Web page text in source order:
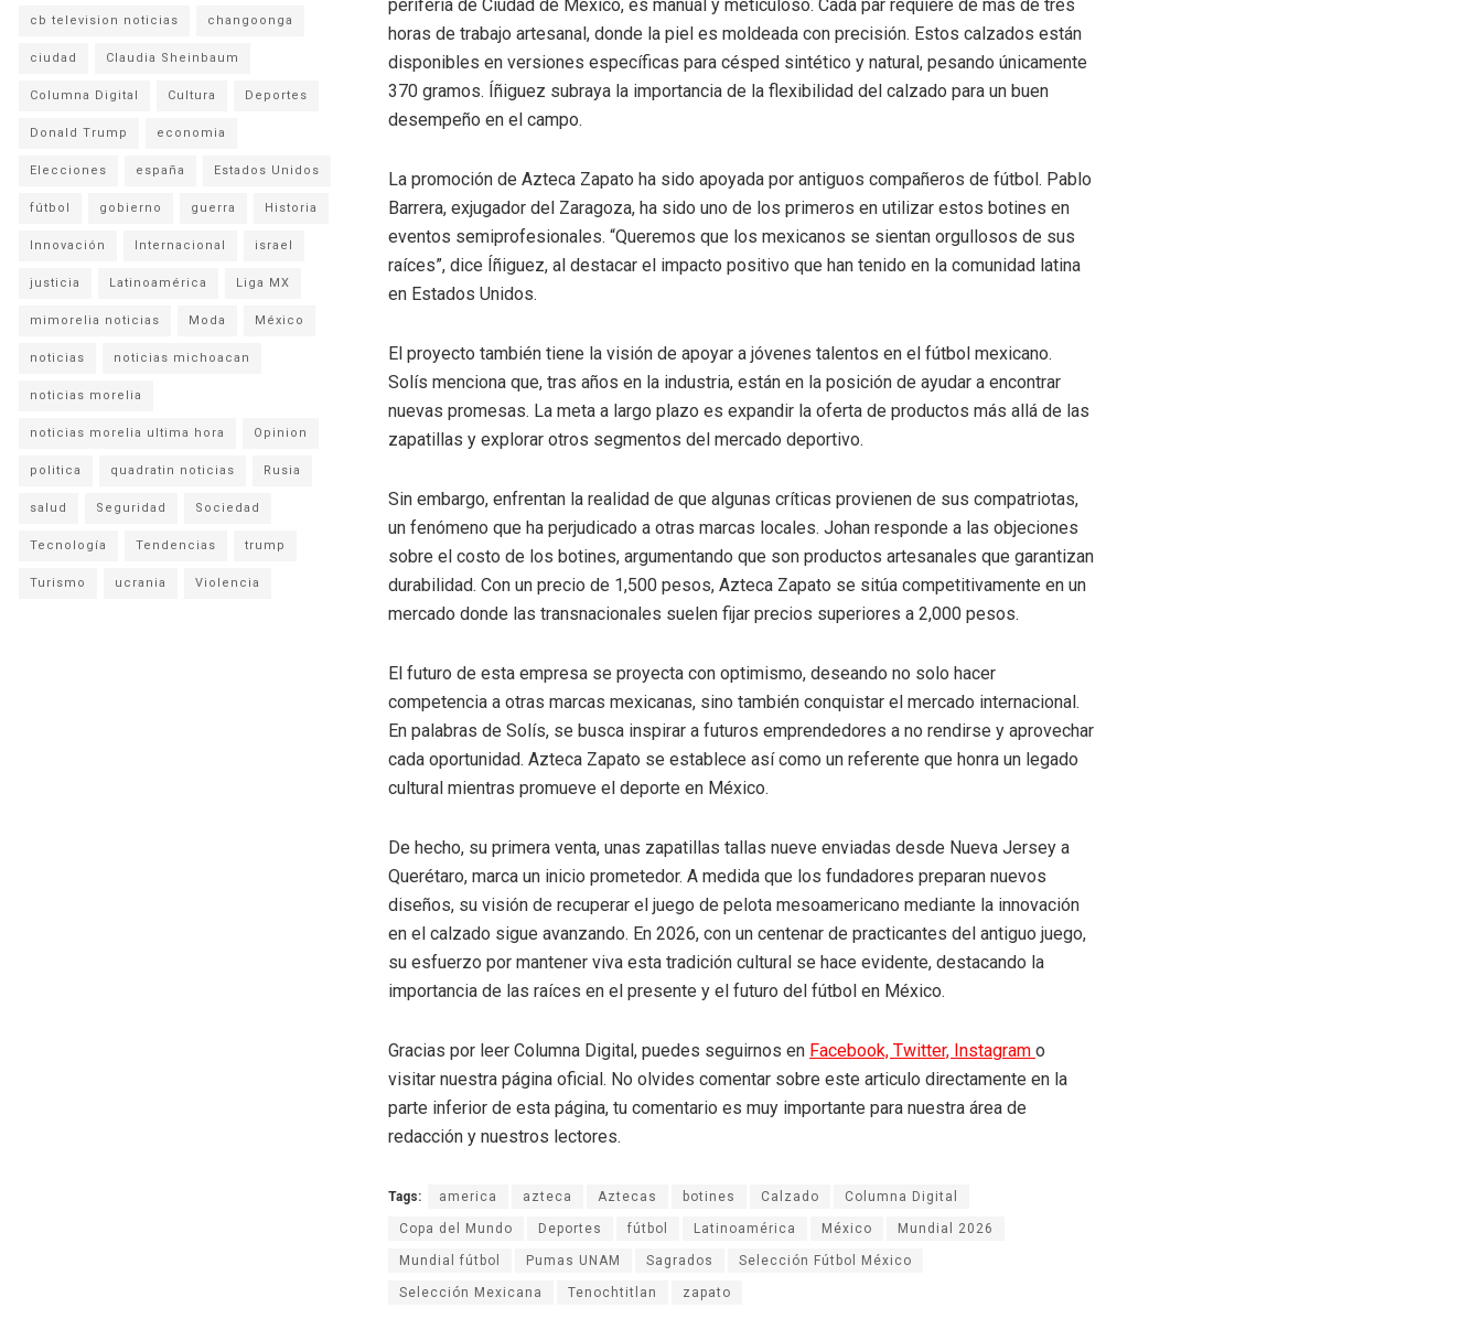
periferia de Ciudad de México, es manual y meticuloso. Cada par requiere de más de tres
horas de trabajo artesanal, donde la piel es moldeada con precisión. Estos calzados están
disponibles en versiones específicas para césped sintético y natural, pesando únicamente
370 gramos. Íñiguez subraya la importancia de la flexibilidad del calzado para un buen
desempeño en el campo.
La promoción de Azteca Zapato ha sido apoyada por antiguos compañeros de fútbol. Pablo
Barrera, exjugador del Zaragoza, ha sido uno de los primeros en utilizar estos botines en
eventos semiprofesionales. “Queremos que los mexicanos se sientan orgullosos de sus
raíces”, dice Íñiguez, al destacar el impacto positivo que han tenido en la comunidad latina
en Estados Unidos.
El proyecto también tiene la visión de apoyar a jóvenes talentos en el fútbol mexicano.
Solís menciona que, tras años en la industria, están en la posición de ayudar a encontrar
nuevas promesas. La meta a largo plazo es expandir la oferta de productos más allá de las
zapatillas y explorar otros segmentos del mercado deportivo.
Sin embargo, enfrentan la realidad de que algunas críticas provienen de sus compatriotas,
un fenómeno que ha perjudicado a otras marcas locales. Johan responde a las objeciones
sobre el costo de los botines, argumentando que son productos artesanales que garantizan
durabilidad. Con un precio de 1,500 pesos, Azteca Zapato se sitúa competitivamente en un
mercado donde las transnacionales suelen fijar precios superiores a 2,000 pesos.
El futuro de esta empresa se proyecta con optimismo, deseando no solo hacer
competencia a otras marcas mexicanas, sino también conquistar el mercado internacional.
En palabras de Solís, se busca inspirar a futuros emprendedores a no rendirse y aprovechar
cada oportunidad. Azteca Zapato se establece así como un referente que honra un legado
cultural mientras promueve el deporte en México.
De hecho, su primera venta, unas zapatillas tallas nueve enviadas desde Nueva Jersey a
Querétaro, marca un inicio prometedor. A medida que los fundadores preparan nuevos
diseños, su visión de recuperar el juego de pelota mesoamericano mediante la innovación
en el calzado sigue avanzando. En 2026, con un centenar de practicantes del antiguo juego,
su esfuerzo por mantener viva esta tradición cultural se hace evidente, destacando la
importancia de las raíces en el presente y el futuro del fútbol en México.
Gracias por leer Columna Digital, puedes seguirnos en Facebook, Twitter, Instagram o
visitar nuestra página oficial. No olvides comentar sobre este articulo directamente en la
parte inferior de esta página, tu comentario es muy importante para nuestra área de
redacción y nuestros lectores.
Tags: america azteca Aztecas botines Calzado Columna Digital
Copa del Mundo Deportes fútbol Latinoamérica México Mundial 2026
Mundial fútbol Pumas UNAM Sagrados Selección Fútbol México
Selección Mexicana Tenochtitlan zapato
cb television noticias changoonga
ciudad Claudia Sheinbaum
Columna Digital Cultura Deportes
Donald Trump economia
Elecciones españa Estados Unidos
fútbol gobierno guerra Historia
Innovación Internacional israel
justicia Latinoamérica Liga MX
mimorelia noticias Moda México
noticias noticias michoacan
noticias morelia
noticias morelia ultima hora Opinion
politica quadratin noticias Rusia
salud Seguridad Sociedad
Tecnología Tendencias trump
Turismo ucrania Violencia